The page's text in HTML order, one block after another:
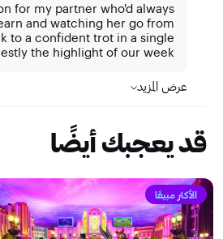
for my partner who'd always
and watching her go from
to a confident trot in a single
the highlight of our week
عرض المزيد
قد يعجبك أيضًا
الأكثر مبيعًا